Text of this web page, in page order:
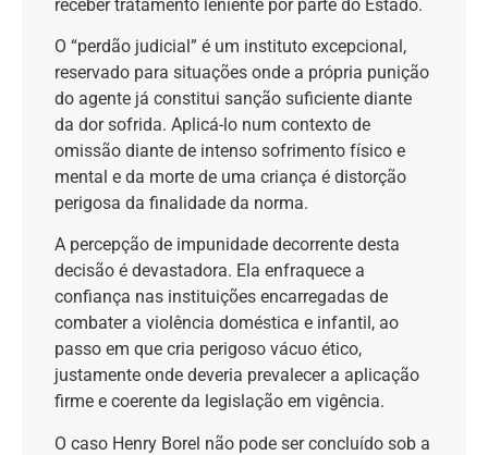
receber tratamento leniente por parte do Estado.
O “perdão judicial” é um instituto excepcional,
reservado para situações onde a própria punição
do agente já constitui sanção suficiente diante
da dor sofrida. Aplicá-lo num contexto de
omissão diante de intenso sofrimento físico e
mental e da morte de uma criança é distorção
perigosa da finalidade da norma.
A percepção de impunidade decorrente desta
decisão é devastadora. Ela enfraquece a
confiança nas instituições encarregadas de
combater a violência doméstica e infantil, ao
passo em que cria perigoso vácuo ético,
justamente onde deveria prevalecer a aplicação
firme e coerente da legislação em vigência.
O caso Henry Borel não pode ser concluído sob a